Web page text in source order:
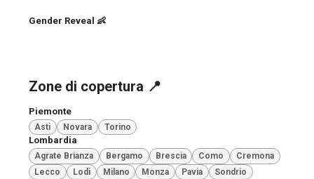
Gender Reveal 👶
Zone di copertura 📍
Piemonte
Asti Novara Torino
Lombardia
Agrate Brianza Bergamo Brescia Como
Cremona
Lecco
Lodi Milano Monza Pavia
Sondrio